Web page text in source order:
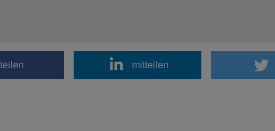
teilen mitteilen